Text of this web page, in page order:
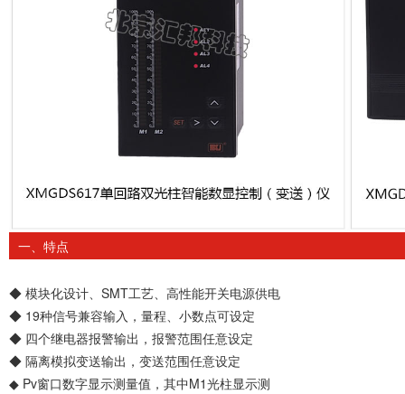
一、特点
◆ 模块化设计、SMT工艺、高性能开关电源供电
◆ 19种信号兼容输入，量程、小数点可设定
◆ 四个继电器报警输出，报警范围任意设定
◆ 隔离模拟变送输出，变送范围任意设定
◆ Pv窗口数字显示测量值，其中M1光柱显示测